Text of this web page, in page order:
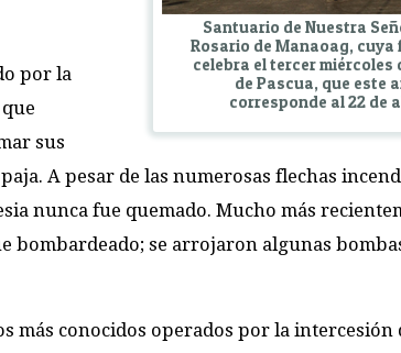
Santuario de Nuestra
Rosario de Manaoag, cuya
celebra el tercer miércoles
de Pascua, que este
corresponde al 22 de
por la
sus
A pesar de las numerosas flechas
nunca fue quemado. Mucho más
bombardeado; se arrojaron algunas
más conocidos operados por la intercesión